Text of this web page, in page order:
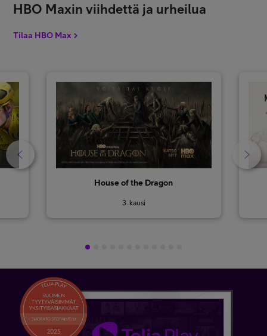
HBO Maxin viihdettä ja urheilua
Tilaa HBO Max
House of the Dragon
3. kausi
1